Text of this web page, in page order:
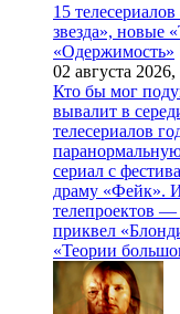
15
звезда», новые
«Одержимость»
02 августа 2026,
Кто бы мог
вывалит в
телесериалов
сериал с
драму «Фейк».
телепроектов —
приквел
«Теории